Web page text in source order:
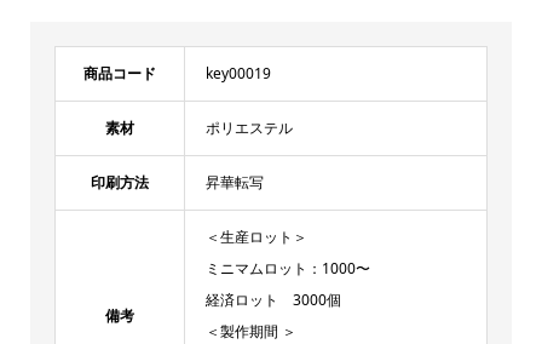
商品コード key00019
素材 ポリエステル
印刷方法 昇華転写
備考
＜生産ロット＞
ミニマムロット：1000〜
経済ロット 3000個
＜製作期間 ＞